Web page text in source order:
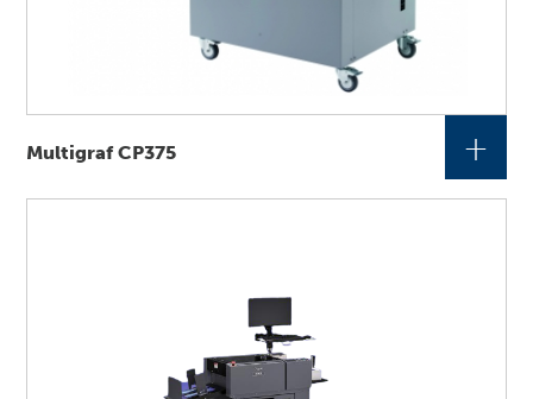
Multigraf CP375 +